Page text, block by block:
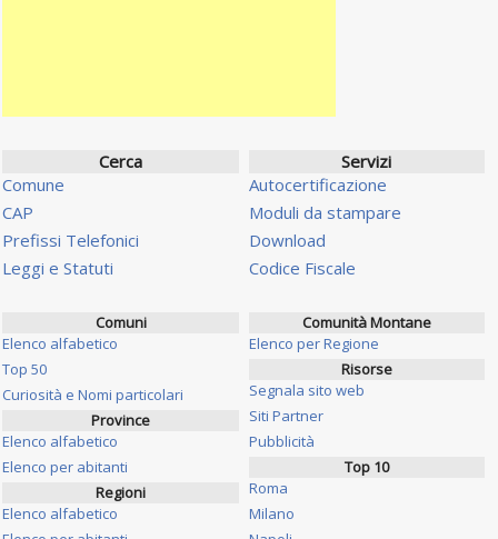
Cerca
Comune
CAP
Prefissi Telefonici
Leggi e Statuti
Servizi
Autocertificazione
Moduli da stampare
Download
Codice Fiscale
Comuni
Elenco alfabetico
Top 50
Curiosità e Nomi particolari
Province
Elenco alfabetico
Elenco per abitanti
Regioni
Elenco alfabetico
Comunità Montane
Elenco per Regione
Risorse
Segnala sito web
Siti Partner
Pubblicità
Top 10
Roma
Milano